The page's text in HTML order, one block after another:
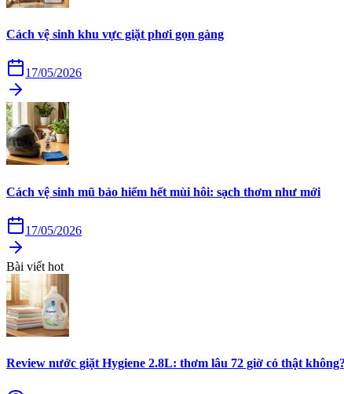
Cách vệ sinh khu vực giặt phơi gọn gàng
17/05/2026
Cách vệ sinh mũ bảo hiểm hết mùi hôi: sạch thơm như mới
17/05/2026
Bài viết hot
Review nước giặt Hygiene 2.8L: thơm lâu 72 giờ có thật không?